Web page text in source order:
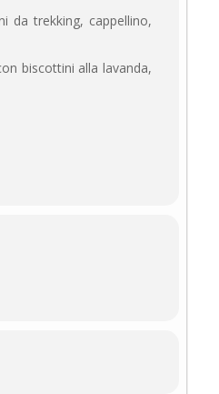
da trekking, cappellino,
biscottini alla lavanda,